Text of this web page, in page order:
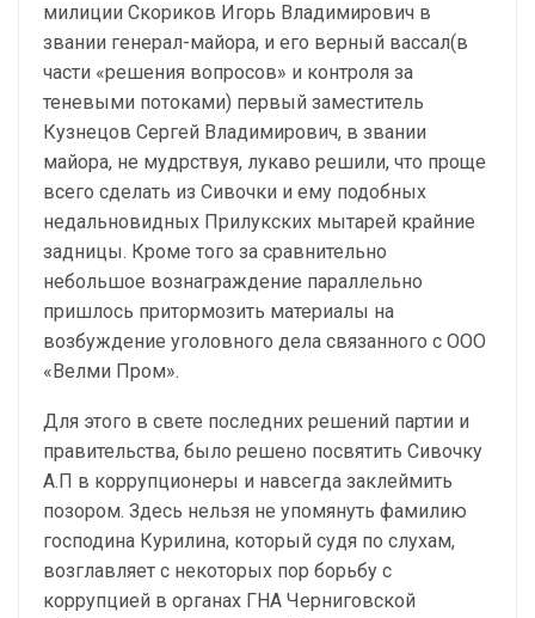
милиции Скориков Игорь Владимирович в
звании генерал-майора, и его верный вассал(в
части «решения вопросов» и контроля за
теневыми потоками) первый заместитель
Кузнецов Сергей Владимирович, в звании
майора, не мудрствуя, лукаво решили, что проще
всего сделать из Сивочки и ему подобных
недальновидных Прилукских мытарей крайние
задницы. Кроме того за сравнительно
небольшое вознаграждение параллельно
пришлось притормозить материалы на
возбуждение уголовного дела связанного с ООО
«Велми Пром».
Для этого в свете последних решений партии и
правительства, было решено посвятить Сивочку
А.П в коррупционеры и навсегда заклеймить
позором. Здесь нельзя не упомянуть фамилию
господина Курилина, который судя по слухам,
возглавляет с некоторых пор борьбу с
коррупцией в органах ГНА Черниговской